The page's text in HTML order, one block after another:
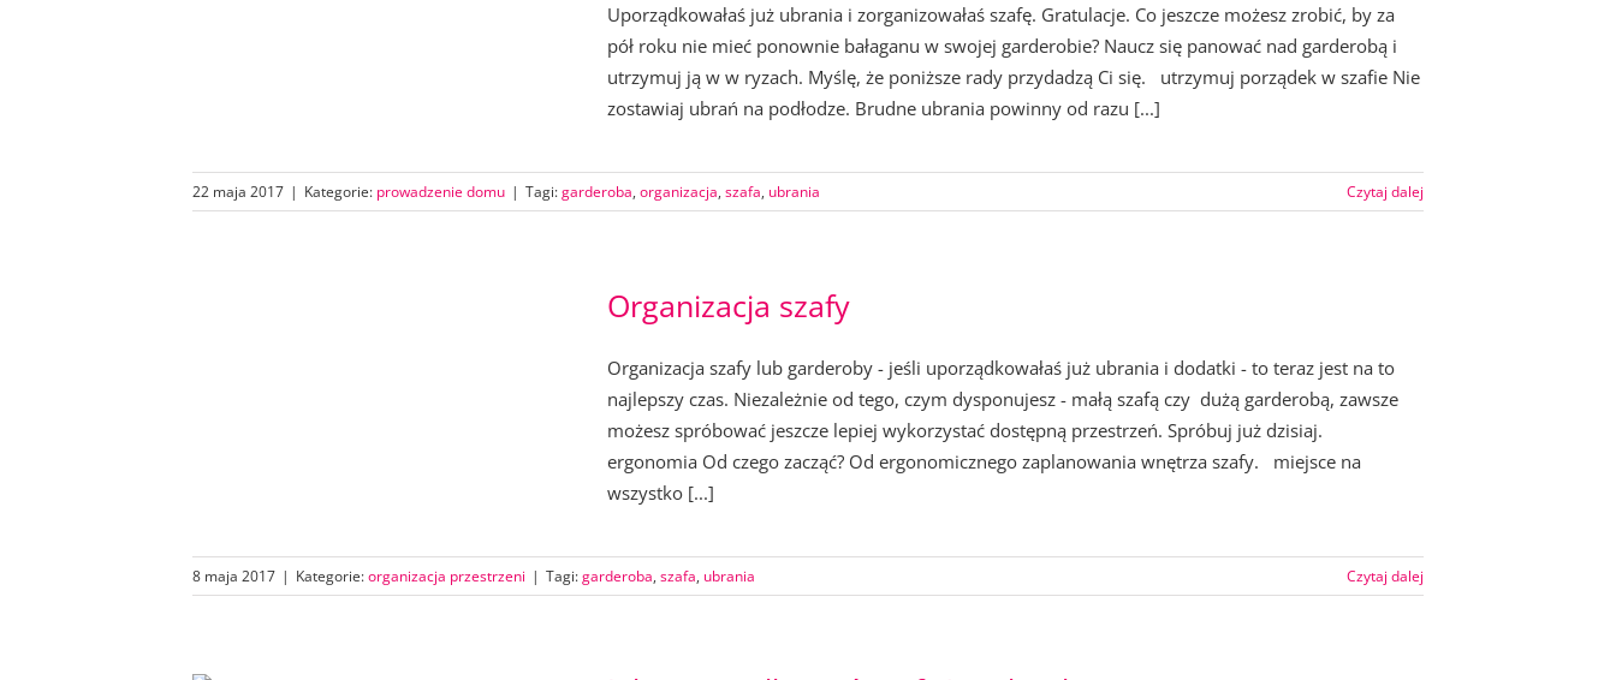
Uporządkowałaś już ubrania i zorganizowałaś szafę. Gratulacje. Co jeszcze możesz zrobić, by za
pół roku nie mieć ponownie bałaganu w swojej garderobie? Naucz się panować nad garderobą i
utrzymuj ją w w ryzach. Myślę, że poniższe rady przydadzą Ci się. utrzymuj porządek w szafie Nie
zostawiaj ubrań na podłodze. Brudne ubrania powinny od razu [...]
22 maja 2017 | Kategorie: prowadzenie domu | Tagi:garderoba, organizacja, szafa, ubrania Czytaj dalej
Organizacja szafy
Organizacja szafy lub garderoby - jeśli uporządkowałaś już ubrania i dodatki - to teraz jest na to
najlepszy czas. Niezależnie od tego, czym dysponujesz - małą szafą czy dużą garderobą, zawsze
możesz spróbować jeszcze lepiej wykorzystać dostępną przestrzeń. Spróbuj już dzisiaj.
ergonomia Od czego zacząć? Od ergonomicznego zaplanowania wnętrza szafy. miejsce na
wszystko [...]
8 maja 2017 | Kategorie:organizacja przestrzeni | Tagi:garderoba, szafa, ubrania Czytaj dalej